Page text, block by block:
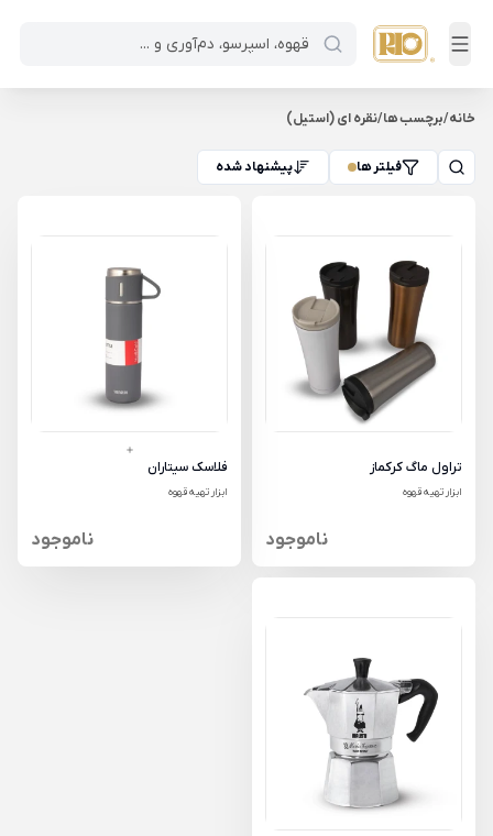
خانه/برچسب ها/نقره ای (استیل)
فیلتر ها پیشنهاد شده
تراول ماگ کرکماز
ابزار تهیه قهوه
ناموجود
فلاسک سیتاران
ابزار تهیه قهوه
ناموجود